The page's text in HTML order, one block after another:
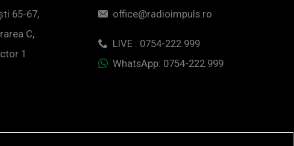
65-67,
C,
1
office@radioimpuls.ro
LIVE : 0754-222.999
WhatsApp: 0754-222.999